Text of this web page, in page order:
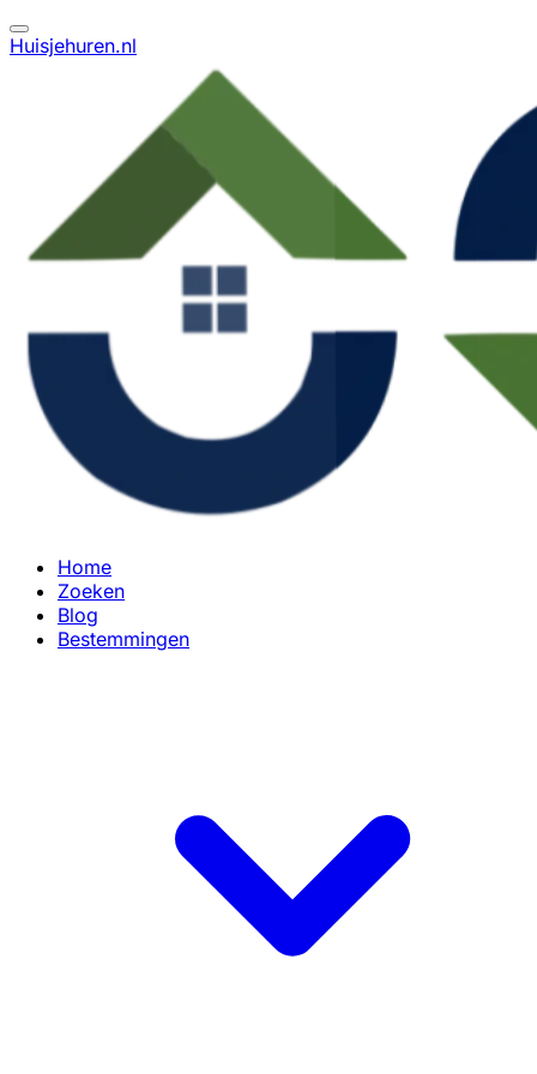
Huisjehuren.nl
Home
Zoeken
Blog
Bestemmingen